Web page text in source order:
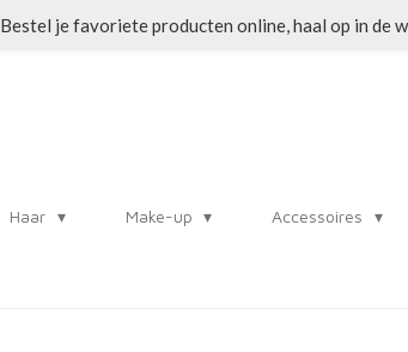
Bestel je favoriete producten online, haal op in de
Haar Make-up Accessoires